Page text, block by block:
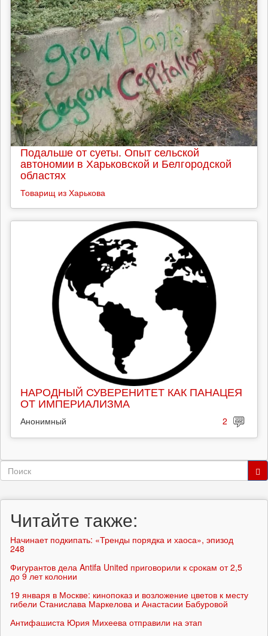
Подальше от суеты. Опыт сельской
автономии в Харьковской и Белгородской
областях
Товарищ из Харькова
НАРОДНЫЙ СУВЕРЕНИТЕТ КАК ПАНАЦЕЯ
ОТ ИМПЕРИАЛИЗМА
Анонимный 2
Форма
Читайте также:
Начинает подкипать: «Тренды порядка и хаоса», эпизод
248
Фигурантов дела Antifa United приговорили к срокам от 2,5
до 9 лет колонии
19 января в Москве: кинопоказ и возложение цветов к месту
гибели Станислава Маркелова и Анастасии Бабуровой
Антифашиста Юрия Михеева отправили на этап